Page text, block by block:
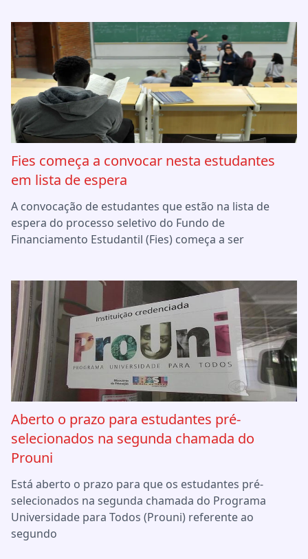
Fies começa a convocar nesta estudantes
em lista de espera
A convocação de estudantes que estão na lista de
espera do processo seletivo do Fundo de
Financiamento Estudantil (Fies) começa a ser
Aberto o prazo para estudantes pré-
selecionados na segunda chamada do
Prouni
Está aberto o prazo para que os estudantes pré-
selecionados na segunda chamada do Programa
Universidade para Todos (Prouni) referente ao
segundo